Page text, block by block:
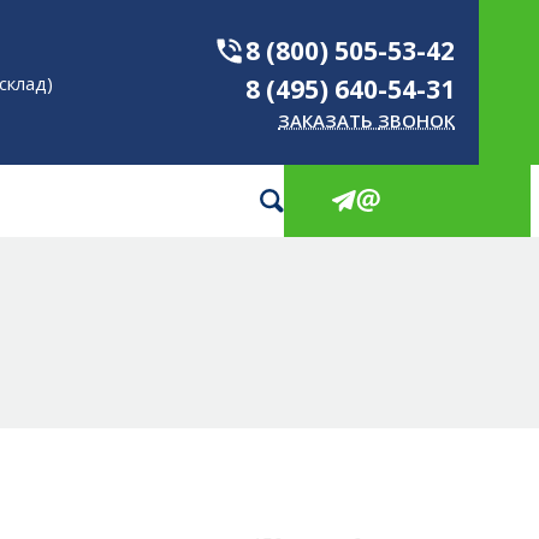
8 (800) 505-53-42
8 (495) 640-54-31
ЗАКАЗАТЬ ЗВОНОК